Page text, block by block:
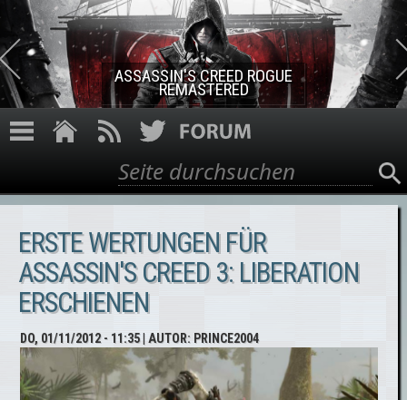
Direkt zum Inhalt
ASSASSIN'S CREED ROGUE
REMASTERED
Suchformular
Suche
ERSTE WERTUNGEN FÜR
ASSASSIN'S CREED 3: LIBERATION
ERSCHIENEN
DO, 01/11/2012 - 11:35| AUTOR: PRINCE2004